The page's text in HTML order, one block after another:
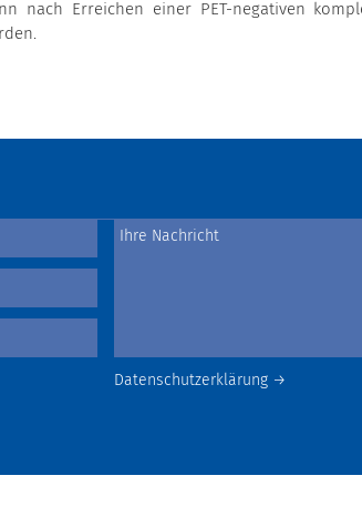
nach Erreichen einer PET-negativen
Datenschutzerklärung →